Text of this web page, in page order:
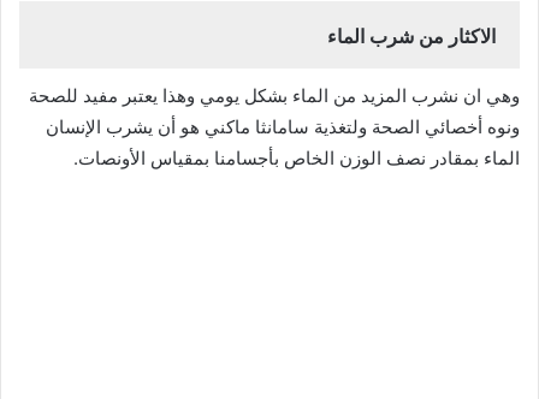
الاكثار من شرب الماء
وهي ان نشرب المزيد من الماء بشكل يومي وهذا يعتبر مفيد للصحة
ونوه أخصائي الصحة ولتغذية سامانثا ماكني هو أن يشرب الإنسان
الماء بمقادر نصف الوزن الخاص بأجسامنا بمقياس الأونصات.